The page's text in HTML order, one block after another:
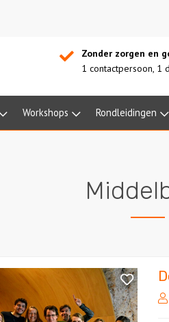
Zonder zorgen en
1 contactpersoon, 1
Workshops Rondleidingen